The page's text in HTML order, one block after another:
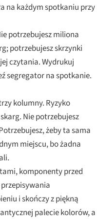
na każdym spotkaniu przy
potrzebujesz miliona
potrzebujesz skrzynki
czytania. Wydrukuj
segregator na spotkanie.
kolumny. Ryzyko
Nie potrzebujesz
żeby ta sama
miejscu, bo żadna
komponenty przed
i skończy z piękną
palecie kolorów, a